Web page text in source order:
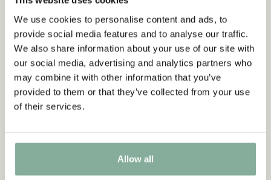
We use cookies to personalise content and ads, to
provide social media features and to analyse our traffic.
We also share information about your use of our site with
our social media, advertising and analytics partners who
may combine it with other information that you’ve
provided to them or that they’ve collected from your use
of their services.
Allow all